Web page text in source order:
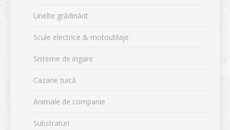
Unelte grădinărit
Scule electrice & motoutilaje
Sisteme de irigare
Cazane țuică
Animale de companie
Substraturi